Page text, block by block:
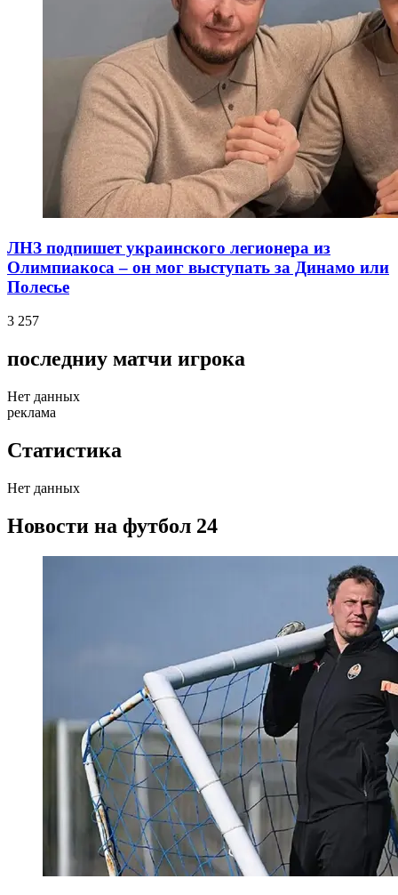
ЛНЗ подпишет украинского легионера из
Олимпиакоса – он мог выступать за Динамо или
Полесье
3 257
последниу матчи игрока
Нет данных
реклама
Статистика
Нет данных
Новости на футбол 24